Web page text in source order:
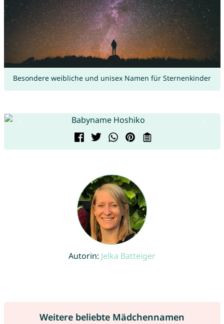
Besondere weibliche und unisex Namen für Sternenkinder
Autorin: Jelka Batteiger
Weitere beliebte Mädchennamen